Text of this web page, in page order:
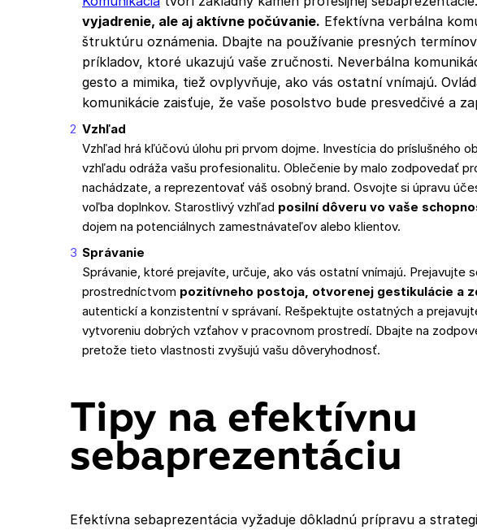
vyjadrenie, ale aj aktívne počúvanie. Efektívna verbálna
štruktúru oznámenia. Dbajte na používanie presných
príkladov, ktoré ukazujú vaše zručnosti. Neverbálna
gesto a mimika, tiež ovplyvňuje, ako vás ostatní vnímajú.
komunikácie zaisťuje, že vaše posolstvo bude presvedčivé a
Vzhľad
Vzhľad hrá kľúčovú úlohu pri prvom dojme. Investícia do príslušného
vzhľadu odráža vašu profesionalitu. Oblečenie by malo zodpovedať
nachádzate, a reprezentovať váš osobný brand. Osvojte si úpravu
voľba doplnkov. Starostlivý vzhľad posilní dôveru vo vaše
dojem na potenciálnych zamestnávateľov alebo klientov.
Správanie
Správanie, ktoré prejavíte, určuje, ako vás ostatní vnímajú. Prejavujte
prostredníctvom pozitívneho postoja, otvorenej gestikulácie a
autentickí a konzistentní v správaní. Rešpektujte ostatných a
vytvoreniu dobrých vzťahov v pracovnom prostredí. Dbajte na
pretože tieto vlastnosti zvyšujú vašu dôveryhodnosť.
Tipy na efektívnu
sebaprezentáciu
Efektívna sebaprezentácia vyžaduje dôkladnú prípravu a